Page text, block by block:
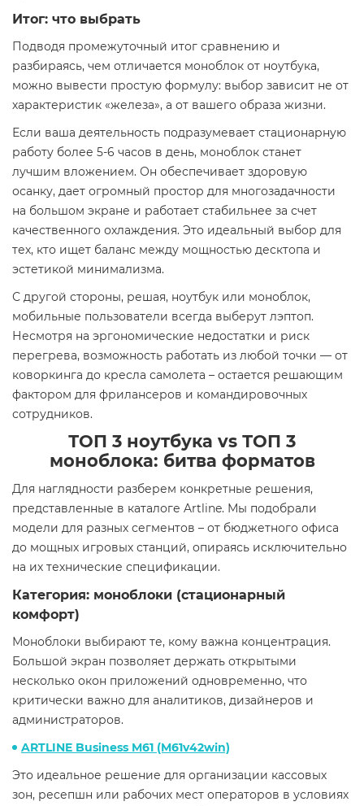
Итог: что выбрать
Подводя промежуточный итог сравнению и
разбираясь, чем отличается моноблок от ноутбука,
можно вывести простую формулу: выбор зависит не от
характеристик «железа», а от вашего образа жизни.
Если ваша деятельность подразумевает стационарную
работу более 5-6 часов в день, моноблок станет
лучшим вложением. Он обеспечивает здоровую
осанку, дает огромный простор для многозадачности
на большом экране и работает стабильнее за счет
качественного охлаждения. Это идеальный выбор для
тех, кто ищет баланс между мощностью десктопа и
эстетикой минимализма.
С другой стороны, решая, ноутбук или моноблок,
мобильные пользователи всегда выберут лэптоп.
Несмотря на эргономические недостатки и риск
перегрева, возможность работать из любой точки — от
коворкинга до кресла самолета – остается решающим
фактором для фрилансеров и командировочных
сотрудников.
ТОП 3 ноутбука vs ТОП 3
моноблока: битва форматов
Для наглядности разберем конкретные решения,
представленные в каталоге Artline. Мы подобрали
модели для разных сегментов – от бюджетного офиса
до мощных игровых станций, опираясь исключительно
на их технические спецификации.
Категория: моноблоки (стационарный
комфорт)
Моноблоки выбирают те, кому важна концентрация.
Большой экран позволяет держать открытыми
несколько окон приложений одновременно, что
критически важно для аналитиков, дизайнеров и
администраторов.
ARTLINE Business M61 (M61v42win)
Это идеальное решение для организации кассовых
зон, ресепшн или рабочих мест операторов в условиях